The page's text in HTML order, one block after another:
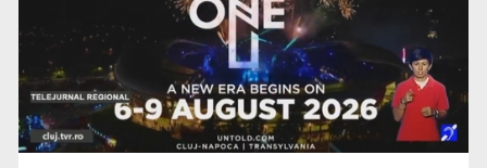
(P) Cum să creezi un interior în care să te simți acasă